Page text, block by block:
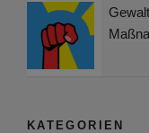
KATEGORIEN